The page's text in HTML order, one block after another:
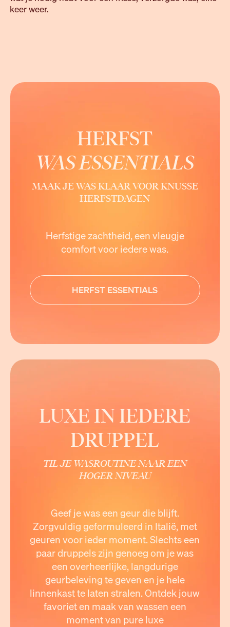
keer weer.
HERFST
WAS ESSENTIALS
MAAK JE WAS KLAAR VOOR KNUSSE
HERFSTDAGEN
Herfstige zachtheid, een vleugje
comfort voor iedere was.
HERFST ESSENTIALS
LUXE IN IEDERE
DRUPPEL
TIL JE WASROUTINE NAAR EEN
HOGER NIVEAU
Geef je was een geur die blijft.
Zorgvuldig geformuleerd in Italië, met
geuren voor ieder moment. Slechts een
paar druppels zijn genoeg om je was
een overheerlijke, langdurige
geurbeleving te geven en je hele
linnenkast te laten stralen. Ontdek jouw
favoriet en maak van wassen een
moment van pure luxe